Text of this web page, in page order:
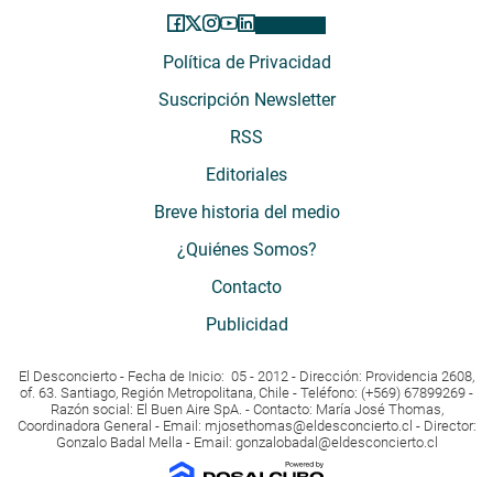
Política de Privacidad
Suscripción Newsletter
RSS
Editoriales
Breve historia del medio
¿Quiénes Somos?
Contacto
Publicidad
El Desconcierto - Fecha de Inicio: 05 - 2012 - Dirección: Providencia 2608,
of. 63. Santiago, Región Metropolitana, Chile - Teléfono: (+569) 67899269 -
Razón social: El Buen Aire SpA. - Contacto: María José Thomas,
Coordinadora General - Email: mjosethomas@eldesconcierto.cl - Director:
Gonzalo Badal Mella - Email: gonzalobadal@eldesconcierto.cl